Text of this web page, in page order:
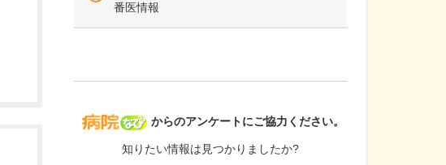
番医情報
病院なび
からのアンケートにご協力ください。
知りたい情報は見つかりましたか?